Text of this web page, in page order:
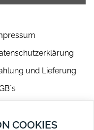
und Lieferung
COOKIES